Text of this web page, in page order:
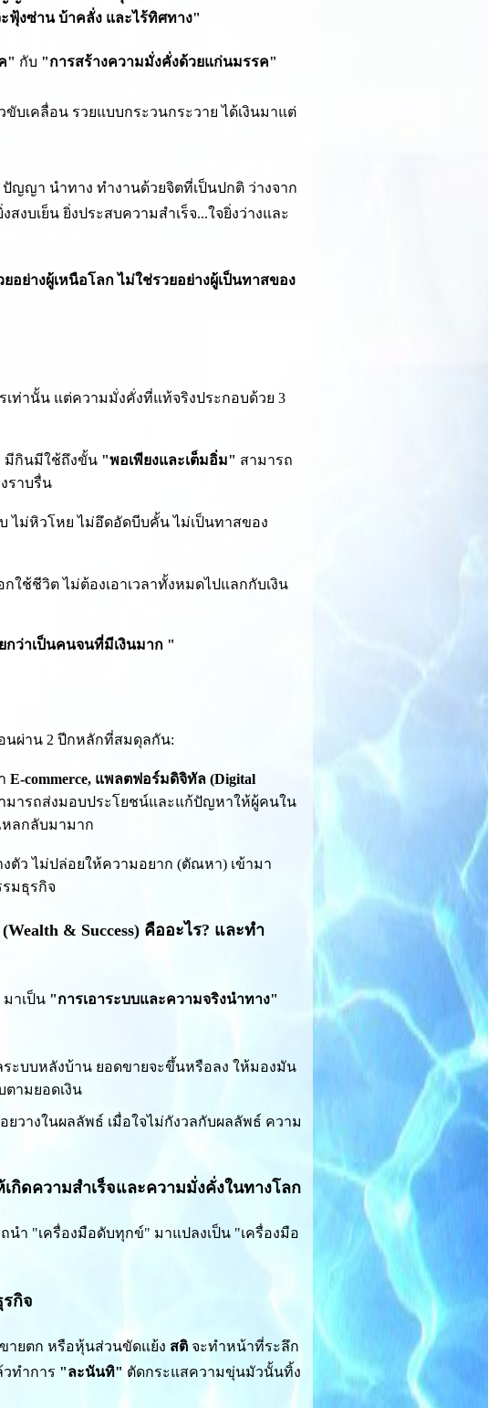
ะฟุ้งซ่าน บ้าคลั่ง และไร้ทิศทาง"
" กับ "การสร้างความมั่งคั่งด้วยแก่นมรรค"
บเคลื่อน รวยแบบกระวนกระวาย ได้เงินมาแต่
ญญา นำทาง ทำงานด้วยจิตที่เป็นปกติ ว่างจาก
งบเย็น ยิ่งประสบความสำเร็จ...ใจยิ่งว่างและ
ยอย่างผู้เหนือโลก ไม่ใช่รวยอย่างผู้เป็นทาสของ
ท่านั้น แต่ความมั่งคั่งที่แท้จริงประกอบด้วย 3
มีกินมีใช้ถึงขั้น "พอเพียงและเต็มอิ่ม" สามารถ
ราบรื่น
ไม่หิวโหย ไม่อึดอัดบีบคั้น ไม่เป็นทาสของ
ใช้ชีวิต ไม่ต้องเอาเวลาทั้งหมดไปแลกกับเงิน
กว่าเป็นคนจนที่มีเงินมาก "
นผ่าน 2 ปีกหลักที่สมดุลกัน:
E-commerce, แพลตฟอร์มดิจิทัล (Digital
มารถส่งมอบประโยชน์และแก้ปัญหาให้ผู้คนใน
หลกลับมามาก
ตัว ไม่ปล่อยให้ความอยาก (ตัณหา) เข้ามา
มธุรกิจ
& Success) คืออะไร? และทำ
มาเป็น "การเอาระบบและความจริงนำทาง"
ะบบหลังบ้าน ยอดขายจะขึ้นหรือลง ให้มองมัน
ามยอดเงิน
วางในผลลัพธ์ เมื่อใจไม่กังวลกับผลลัพธ์ ความ
ดความสำเร็จและความมั่งคั่งในทางโลก
ำ "เครื่องมือดับทุกข์" มาแปลงเป็น "เครื่องมือ
กิจ
ายตก หรือหุ้นส่วนขัดแย้ง สติ จะทำหน้าที่ระลึก
ทำการ "ละนันทิ" ตัดกระแสความขุ่นมัวนั้นทิ้ง